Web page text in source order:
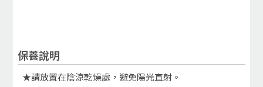
保養說明
★請放置在陰涼乾燥處，避免陽光直射。